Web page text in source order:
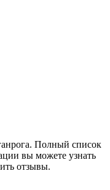
Полный список
вы можете узнать
отзывы.